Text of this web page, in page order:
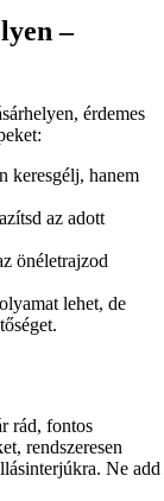
–
érdemes
keresgélj, hanem
az adott
önéletrajzod
lehet, de
rád, fontos
rendszeresen
Ne add